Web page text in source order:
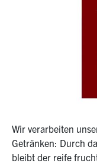
Wir verarbeiten
Getränken: Durch
bleibt der reife